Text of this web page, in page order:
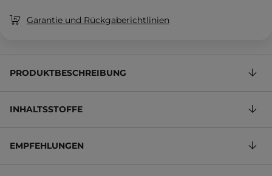
Garantie und Rückgaberichtlinien
PRODUKTBESCHREIBUNG
INHALTSSTOFFE
EMPFEHLUNGEN